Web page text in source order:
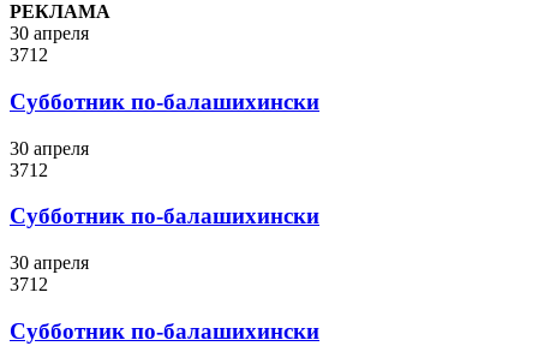
РЕКЛАМА
30 апреля
3712
Субботник по-балашихински
30 апреля
3712
Субботник по-балашихински
30 апреля
3712
Субботник по-балашихински